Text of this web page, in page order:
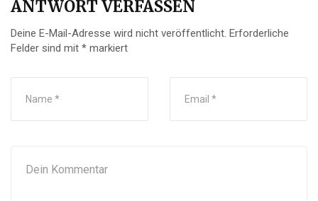
ANTWORT VERFASSEN
Deine E-Mail-Adresse wird nicht veröffentlicht. Erforderliche
Felder sind mit * markiert